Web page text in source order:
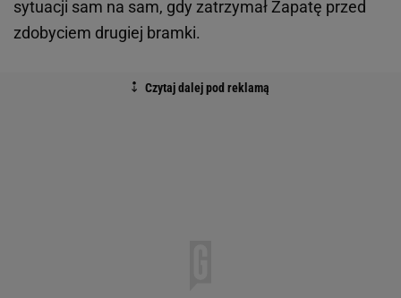
sytuacji sam na sam, gdy zatrzymał Zapatę przed
zdobyciem drugiej bramki.